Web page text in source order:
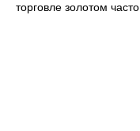
торговле золотом